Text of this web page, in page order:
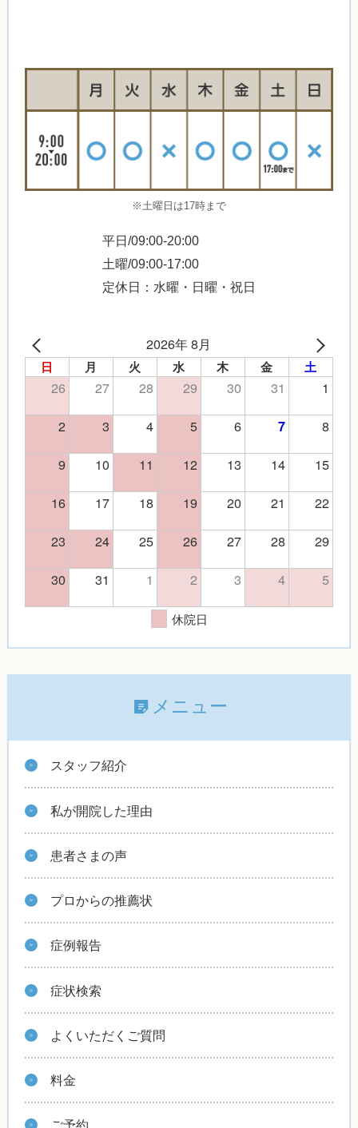
※土曜日は17時まで
平日/09:00-20:00
土曜/09:00-17:00
定休日：水曜・日曜・祝日
2026年 8月
日 月 火 水 木 金 土
26 27 28 29 30 31
1
2
3 4 5 6 7
8
9
10 11 12 13 14
15
16
17 18 19 20 21
22
23
24 25 26 27 28
29
30
31 1 2 3 4 5
休院日
メニュー
スタッフ紹介
私が開院した理由
患者さまの声
プロからの推薦状
症例報告
症状検索
よくいただくご質問
料金
ご予約